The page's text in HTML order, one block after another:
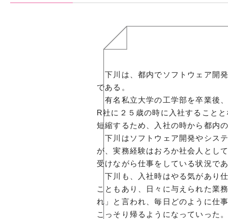
下川は、都内でソフトウェア開
である。
有名私立大学の工学部を卒業後
R社に２５歳の時に入社すること
短縮するため、入社の時から都内
下川はソフトウェア開発やシス
が、実務経験はおろか社会人とし
受けながら仕事をしている状況で
下川も、入社時はやる気があり
こともあり、日々に与えられた業
れ」と言われ、毎日どのように仕
こっそり帰るようになっていった